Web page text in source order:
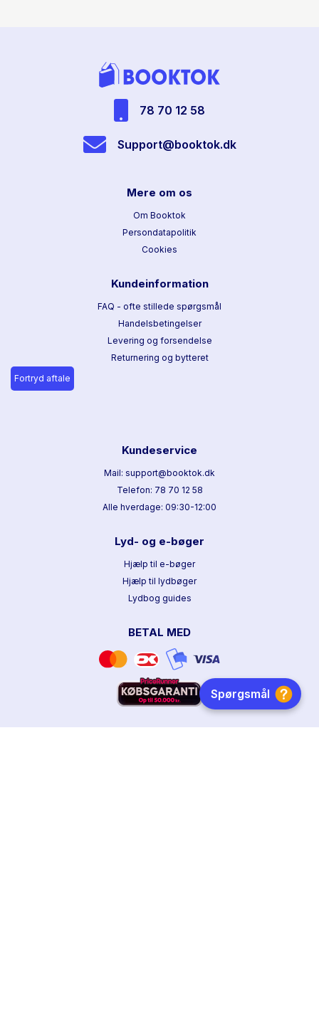
78 70 12 58
Support@booktok.dk
Mere om os
Om Booktok
Persondatapolitik
Cookies
Kundeinformation
FAQ - ofte stillede spørgsmål
Handelsbetingelser
Levering og forsendelse
Returnering og bytteret
Fortryd aftale
Kundeservice
Mail: support@booktok.dk
Telefon: 78 70 12 58
Alle hverdage: 09:30-12:00
Lyd- og e-bøger
Hjælp til e-bøger
Hjælp til lydbøger
Lydbog guides
BETAL MED